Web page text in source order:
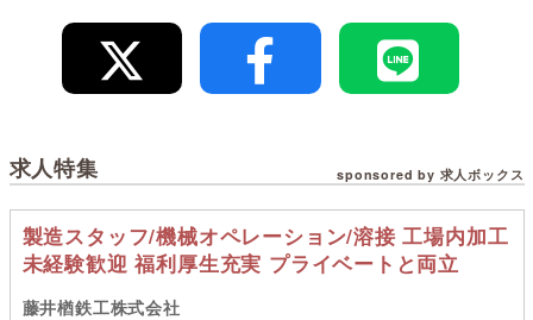
求人特集 sponsored by 求人ボックス
製造スタッフ/機械オペレーション/溶接 工場内加工
未経験歓迎 福利厚生充実 プライベートと両立
藤井楢鉄工株式会社